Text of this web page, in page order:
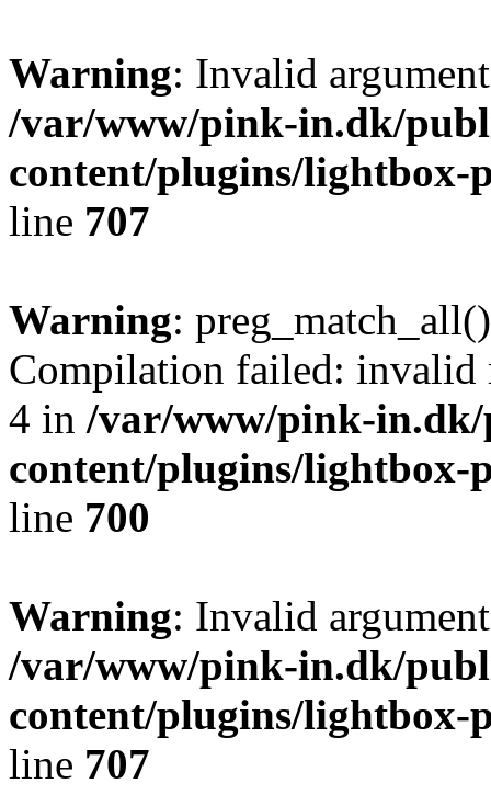
Warning: Invalid
/var/www/pink-in.dk/
content/plugins/lightbox-
line 707
Warning:
Compilation failed: invalid
4 in /var/www/pink-
content/plugins/lightbox-
line 700
Warning: Invalid
/var/www/pink-in.dk/
content/plugins/lightbox-
line 707